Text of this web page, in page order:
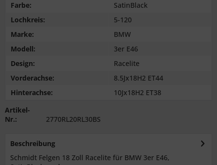
Farbe:
SatinBlack
Lochkreis:
5-120
Marke:
BMW
Modell:
3er E46
Design:
Racelite
Vorderachse:
8.5Jx18H2 ET44
Hinterachse:
10Jx18H2 ET38
Artikel-
Nr.:
2770RL20RL30BS
Beschreibung
Schmidt Felgen 18 Zoll Racelite für BMW 3er E46,